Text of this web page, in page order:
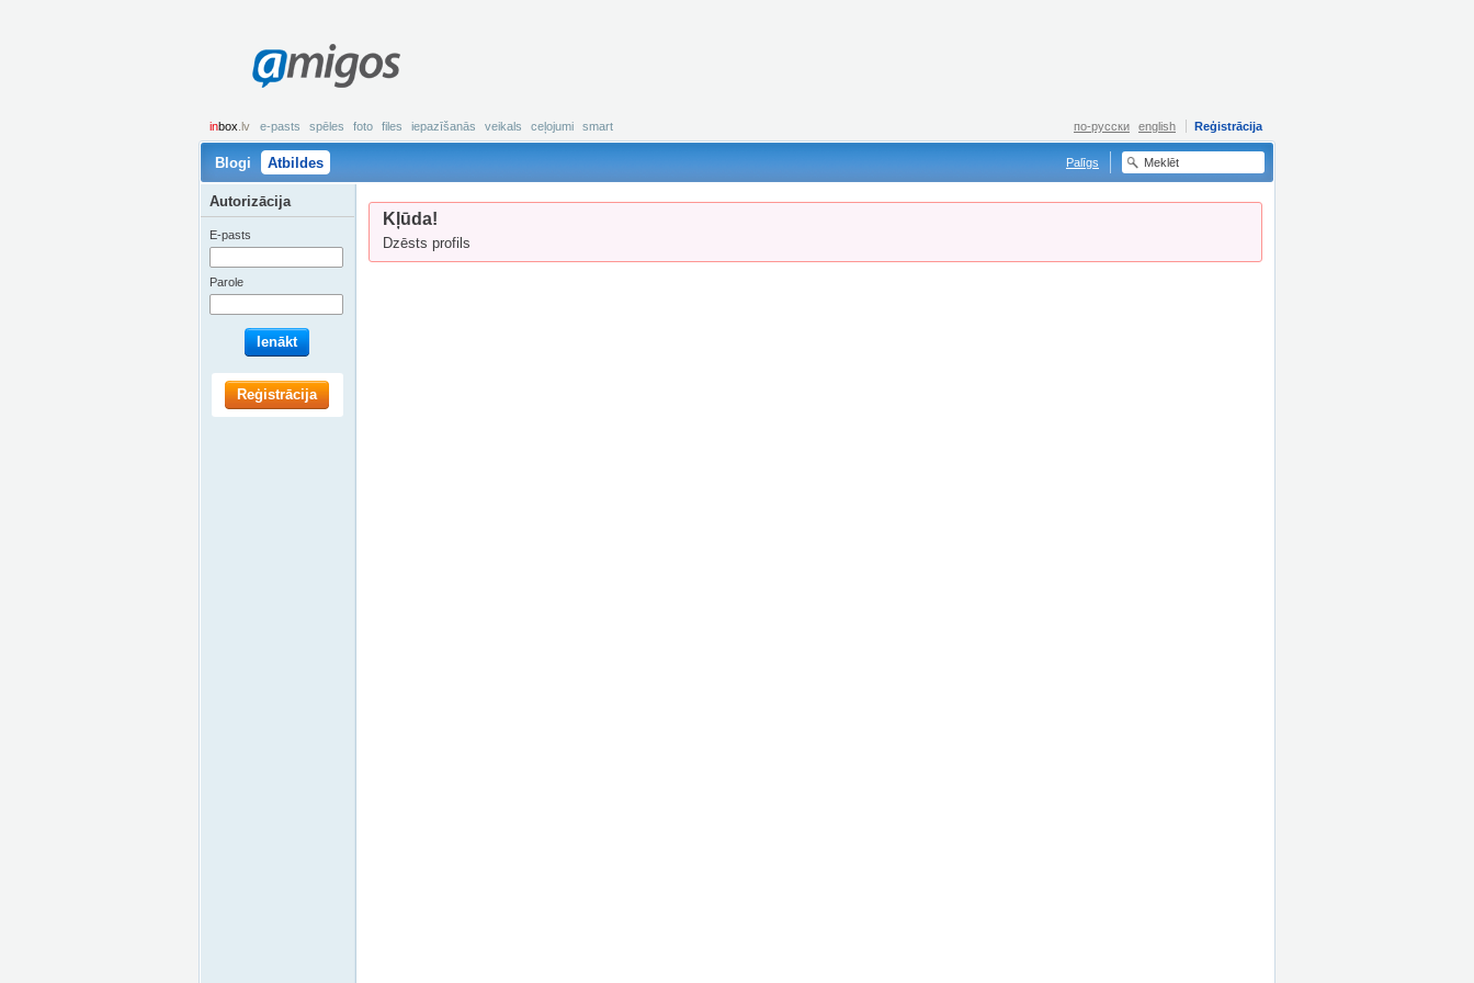
amigos
inbox .lv e-pasts spēles foto files iepazīšanās veikals ceļojumi smart Reģistrācija
по-русски english
Blogi Atbildes Palīgs
Kļūda!
Dzēsts profils
Autorizācija
E-pasts
Parole
Ienākt
Reģistrācija